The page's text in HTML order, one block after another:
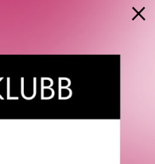
ble etablert i 1988 av
presenterer
mening, i stedet for
som det
sko, fine jewelry,
×